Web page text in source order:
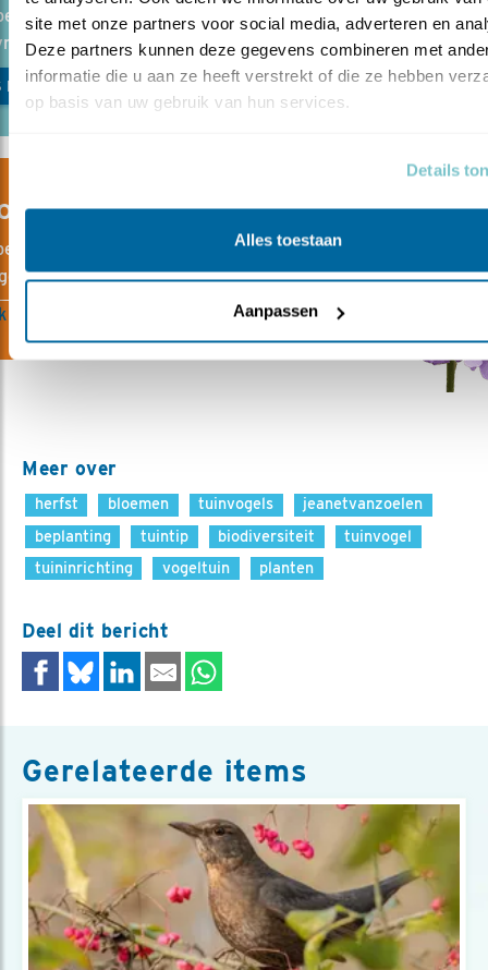
site met onze partners voor social media, adverteren en
Deze partners kunnen deze gegevens combineren met
informatie die u aan ze heeft verstrekt of die ze hebben
op basis van uw gebruik van hun services.
Details
Alles toestaan
Aanpassen
heeft veel praktische tips om ook jouw tuin
te maken.
MEER
PLANTEN IN ONZE WEBSHOP
heeft verantwoorde, biologische planten
zijn. Goed voor insecten en vogels en
de biologische planten
Meer over
herfst bloemen tuinvogels
jeanetvanzoelen
beplanting
tuintip biodiversiteit
tuinvogel
tuininrichting
vogeltuin planten
Deel dit bericht
Gerelateerde items